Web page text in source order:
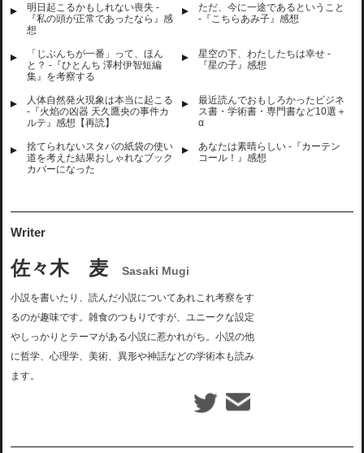
明日起こるかもしれない喪失 -
『私の頭が正常であったなら』感
想
ただ、今に一途であるということ
-『こちらあみ子』感想
「じぶんちが一番」って、ほん
と？ -『ひとんち 澤村伊智短編
集』を考察する
星空の下、わたしたちは幸せ -
『星の子』感想
人体自然発火現象は本当に起こる
-『火焰の凶器 天久鷹央の事件カ
ルテ』感想【再読】
最近読んでおもしろかったビジネ
ス書・学術書・専門書など10選＋
α
捨てられないスタバの紙袋の使い
道を考えた結果おしゃれなブック
カバーになった
あなたは素晴らしい -『カーテン
コール！』感想
Writer
佐々木 麦 Sasaki Mugi
小説を書いたり、読んだ小説についてあれこれ考察をす
るのが趣味です。雑食のつもりですが、ユニークな設定
やしっかりとテーマがある小説に惹かれがち。小説の他
に哲学、心理学、美術、異形や神話などの学術本も読み
ます。